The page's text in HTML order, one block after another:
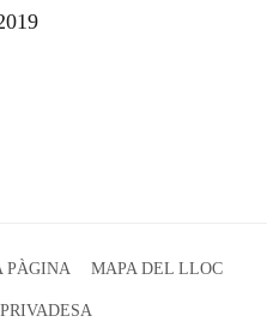
PÀGINA MAPA DEL LLOC